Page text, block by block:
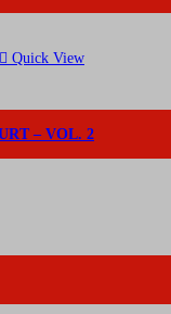
Quick View
– VOL. 2